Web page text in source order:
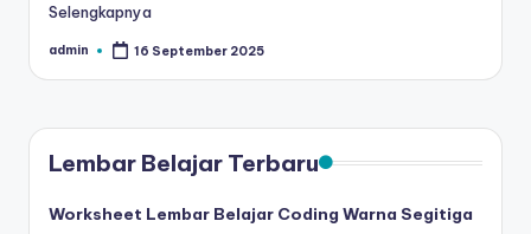
t
k
W
o
r
belajar
menulis
huruf
untuk
anak
pdf
Selengkapnya
Posted
admin 16 September 2025
Lembar Belajar Terbaru
Worksheet Lembar Belajar Coding Warna Segitiga